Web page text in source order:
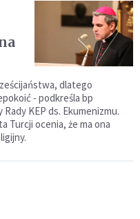
dlatego
- podkreśla bp
KEP ds. Ekumenizmu.
Turcji ocenia, że ma ona